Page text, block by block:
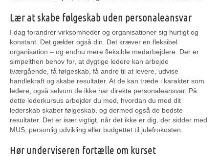
Lær at skabe følgeskab uden personaleansvar
I dag forandrer virksomheder og organisationer sig hurtigt og
konstant. Det gælder også din. Det kræver en fleksibel
organisation – og endnu mere fleksible medarbejdere. Der er
simpelthen behov for, at dygtige ledere kan arbejde
tværgående, få følgeskab, få andre til at levere, udvise
handlekraft og skabe resultater. At de kan træde i karakter som
ledere, også selvom de ikke har direkte personaleansvar. På
dette lederkursus arbejder du med, hvordan du med dit
lederskab skaber følgeskab, og dermed også de bedste
resultater. Det er især vigtigt, når det ikke er dig, der sidder med
MUS, personlig udvikling eller budgettet til julefrokosten.
Hør underviseren fortælle om kurset